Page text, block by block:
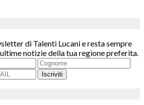
di Talenti Lucani e resta sempre
notizie della tua regione preferita.
Iscriviti